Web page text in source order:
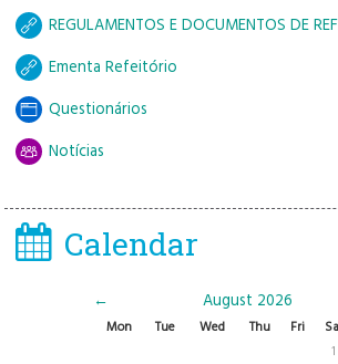
REGULAMENTOS E DOCUMENTOS DE
Ementa Refeitório
Questionários
Notícias
Calendar
← August 2026
Mon Tue Wed Thu Fri
1